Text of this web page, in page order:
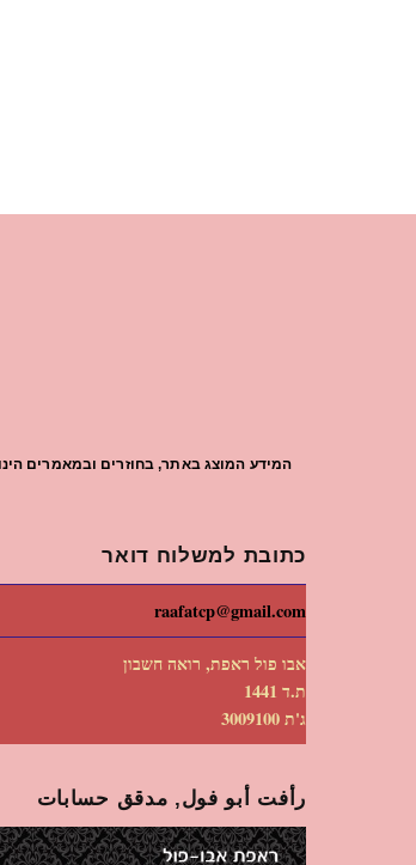
המידע המוצג באתר, בחוזרים ובמאמרים
כתובת למשלוח דואר
raafatcp@gmail.com
אבו פול ראפת, רואה חשבון
ת.ד 1441
ג'ת 3009100
رأفت أبو فول, مدقق حسابات